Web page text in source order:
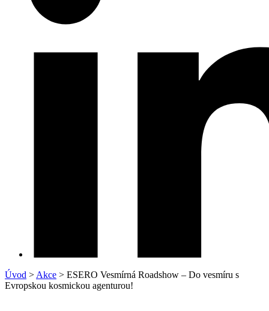
Úvod > Akce > ESERO Vesmírná Roadshow – Do vesmíru s
Evropskou kosmickou agenturou!